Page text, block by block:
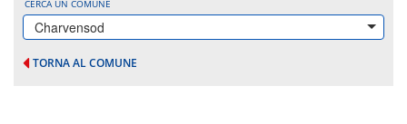
CERCA UN COMUNE
Charvensod
TORNA AL COMUNE